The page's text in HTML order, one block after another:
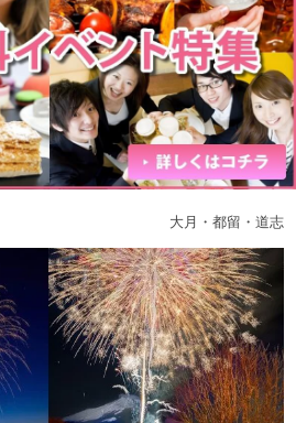
大月・都留・道志